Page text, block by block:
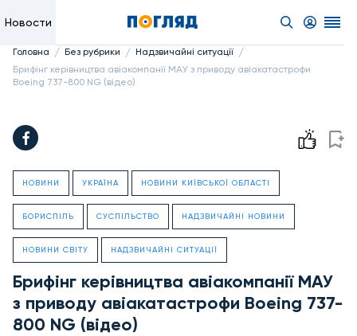
Новости
Головна / Без рубрики / Надзвичайні ситуації /
Брифінг керівництва авіакомпанії МАУ з приводу авіакатастрофи
Boeing 737-800 NG (відео)
НОВИНИ УКРАЇНА НОВИНИ КИЇВСЬКОЇ ОБЛАСТІ
БОРИСПІЛЬ СУСПІЛЬСТВО НАДЗВИЧАЙНІ НОВИНИ
НОВИНИ СВІТУ НАДЗВИЧАЙНІ СИТУАЦІЇ
Брифінг керівництва авіакомпанії МАУ
з приводу авіакатастрофи Boeing 737-
800 NG (відео)